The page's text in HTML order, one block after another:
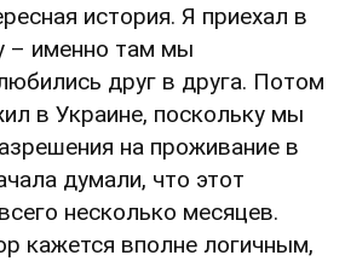
история. Я приехал в
– именно там мы
друг в друга. Потом
в Украине, поскольку мы
на проживание в
думали, что этот
несколько месяцев.
кажется вполне логичным,